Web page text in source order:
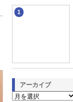
1
アーカイブ